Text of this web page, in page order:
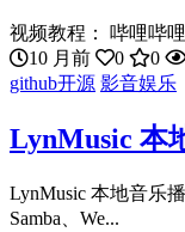
视频教程： 哔哩哔
10 月前
0 0
github开源 影音娱乐
LynMusic 本
LynMusic 本地音乐
Samba、We...